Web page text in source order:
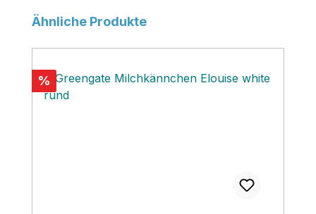
Produktgalerie überspringen
Ähnliche Produkte
Rabatt
%